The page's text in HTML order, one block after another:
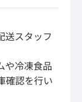
送スタッフ
や冷凍食品
確認を行い